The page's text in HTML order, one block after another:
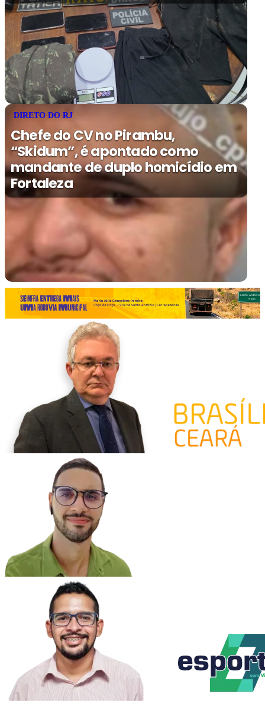
DIRETO DO RJ
Chefe do CV no Pirambu,
“Skidum”, é apontado como
mandante de duplo homicídio em
Fortaleza